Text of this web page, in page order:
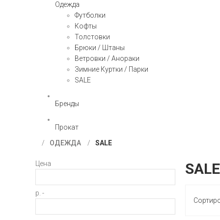
Одежда
Футболки
Кофты
Толстовки
Брюки / Штаны
Ветровки / Анораки
Зимние Куртки / Парки
SALE
Бренды
Прокат
ОДЕЖДА
SALE
Цена
р. -
SALE